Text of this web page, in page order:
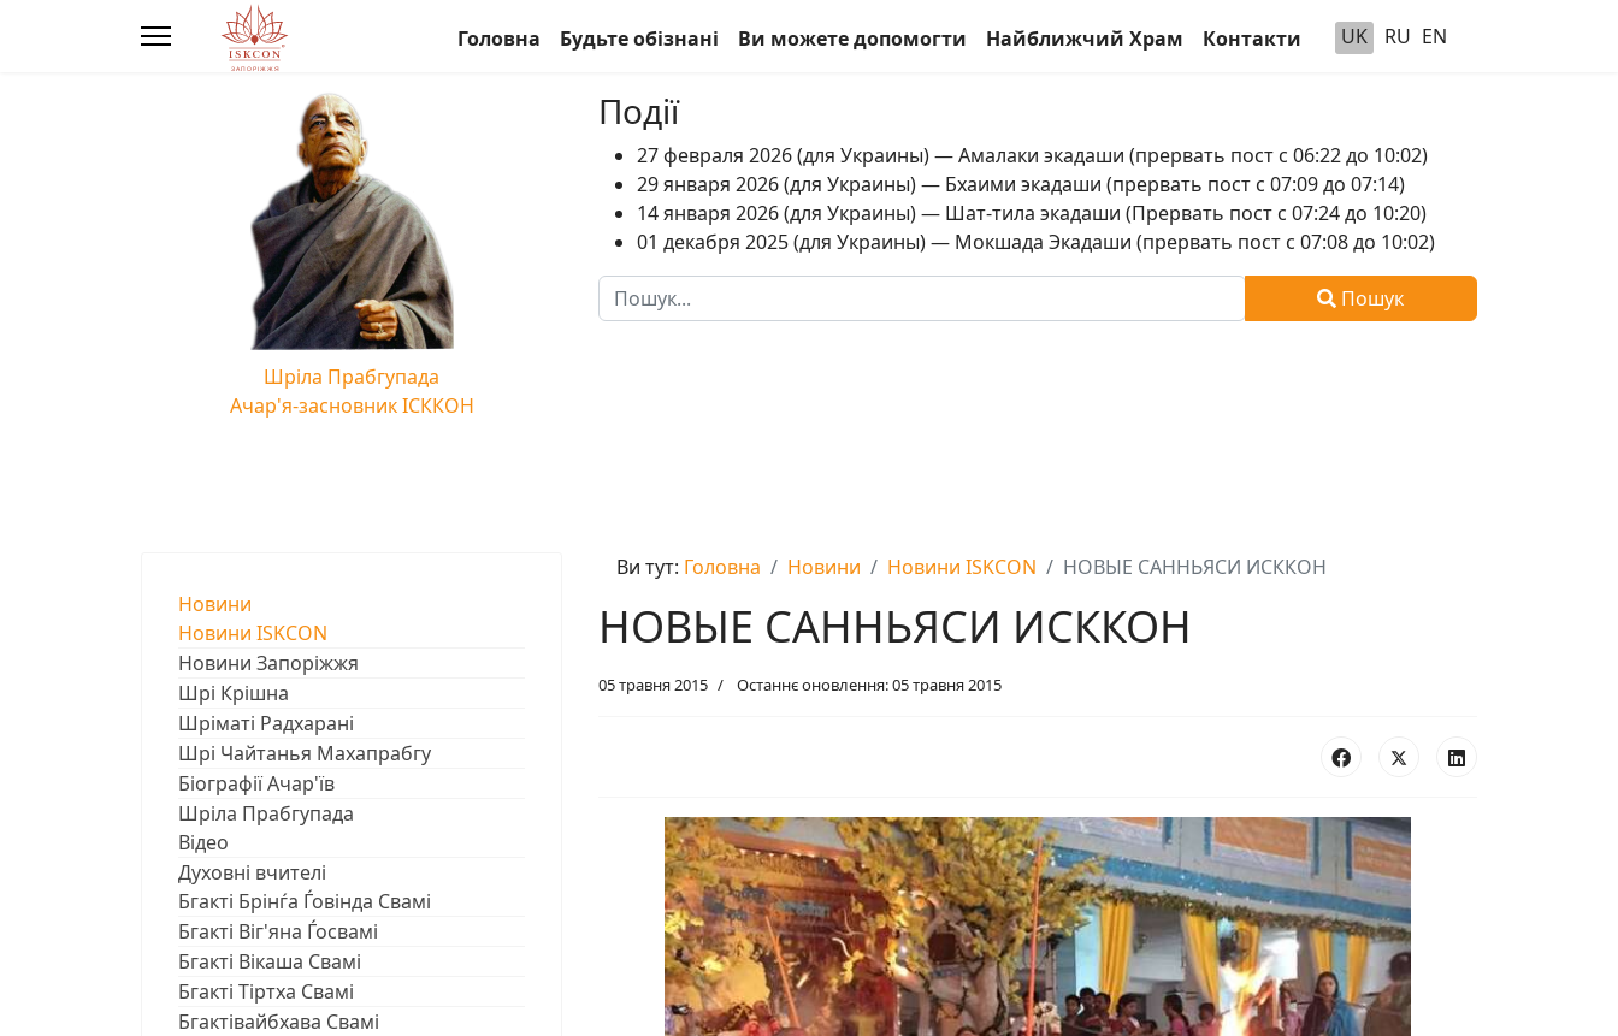
Головна Будьте обізнані Ви можете допомогти Найближчий Храм Контакти UK RU EN
Шріла Прабгупада
Ачар'я-засновник ІСККОН
Події
27 февраля 2026 (для Украины) — Амалаки экадаши (прервать пост с 06:22 до 10:02)
29 января 2026 (для Украины) — Бхаими экадаши (прервать пост с 07:09 до 07:14)
14 января 2026 (для Украины) — Шат-тила экадаши (Прервать пост с 07:24 до 10:20)
01 декабря 2025 (для Украины) — Мокшада Экадаши (прервать пост с 07:08 до 10:02)
Пошук
Пошук
Новини
Новини ISKCON
Новини Запоріжжя
Шрі Крішна
Шріматі Радхарані
Шрі Чайтанья Махапрабгу
Біографії Ачар'їв
Шріла Прабгупада
Відео
Духовні вчителі
Бгакті Брінѓа Ѓовінда Свамі
Бгакті Віг'яна Ѓосвамі
Бгакті Вікаша Свамі
Бгакті Тіртха Свамі
Бгактівайбхава Свамі
Ви тут: Головна Новини Новини ISKCON НОВЫЕ САННЬЯСИ ИСККОН
НОВЫЕ САННЬЯСИ ИСККОН
05 травня 2015 Останнє оновлення: 05 травня 2015